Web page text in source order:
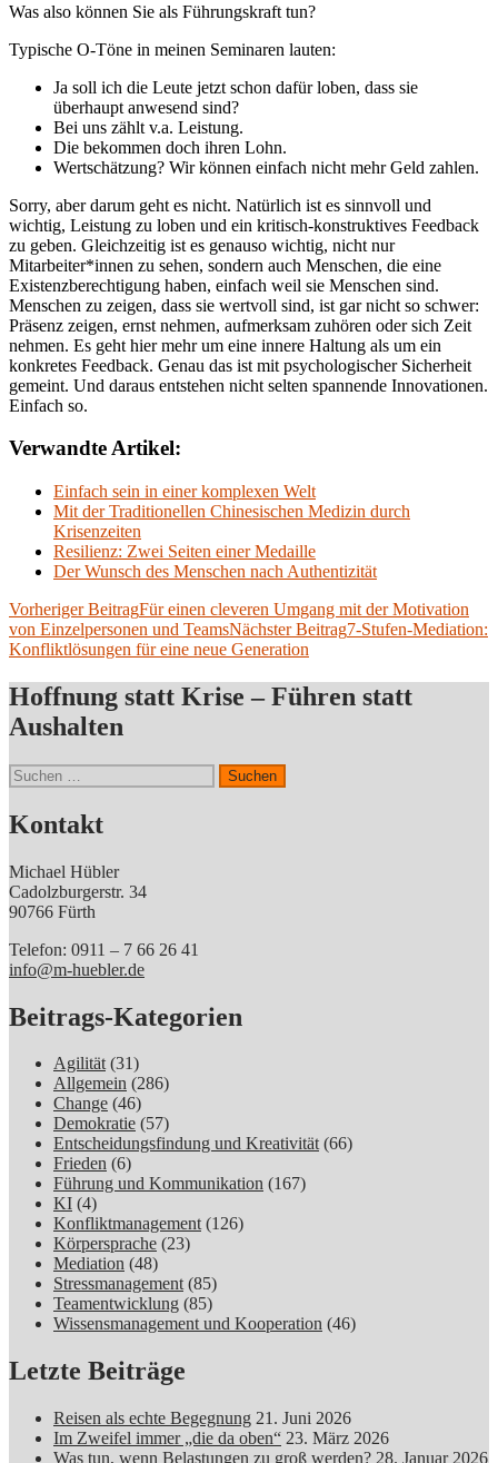
Was also können Sie als Führungskraft tun?
Typische O-Töne in meinen Seminaren lauten:
Ja soll ich die Leute jetzt schon dafür loben, dass sie
überhaupt anwesend sind?
Bei uns zählt v.a. Leistung.
Die bekommen doch ihren Lohn.
Wertschätzung? Wir können einfach nicht mehr Geld zahlen.
Sorry, aber darum geht es nicht. Natürlich ist es sinnvoll und
wichtig, Leistung zu loben und ein kritisch-konstruktives Feedback
zu geben. Gleichzeitig ist es genauso wichtig, nicht nur
Mitarbeiter*innen zu sehen, sondern auch Menschen, die eine
Existenzberechtigung haben, einfach weil sie Menschen sind.
Menschen zu zeigen, dass sie wertvoll sind, ist gar nicht so schwer:
Präsenz zeigen, ernst nehmen, aufmerksam zuhören oder sich Zeit
nehmen. Es geht hier mehr um eine innere Haltung als um ein
konkretes Feedback. Genau das ist mit psychologischer Sicherheit
gemeint. Und daraus entstehen nicht selten spannende Innovationen.
Einfach so.
Verwandte Artikel:
Einfach sein in einer komplexen Welt
Mit der Traditionellen Chinesischen Medizin durch
Krisenzeiten
Resilienz: Zwei Seiten einer Medaille
Der Wunsch des Menschen nach Authentizität
Beitragsnavigation
Vorheriger BeitragFür einen cleveren Umgang mit der Motivation
von Einzelpersonen und TeamsNächster Beitrag7-Stufen-Mediation:
Konfliktlösungen für eine neue Generation
Hoffnung statt Krise – Führen statt
Aushalten
Suchen
nach:
Kontakt
Michael Hübler
Cadolzburgerstr. 34
90766 Fürth
Telefon: 0911 – 7 66 26 41
info@m-huebler.de
Beitrags-Kategorien
Agilität(31)
Allgemein (286)
Change (46)
Demokratie (57)
Entscheidungsfindung und Kreativität(66)
Frieden (6)
Führung und Kommunikation (167)
KI (4)
Konfliktmanagement(126)
Körpersprache (23)
Mediation (48)
Stressmanagement(85)
Teamentwicklung (85)
Wissensmanagement und Kooperation (46)
Letzte Beiträge
Reisen als echte Begegnung 21. Juni 2026
Im Zweifel immer „die da oben“ 23. März 2026
Was tun, wenn Belastungen zu groß werden? 28. Januar 2026